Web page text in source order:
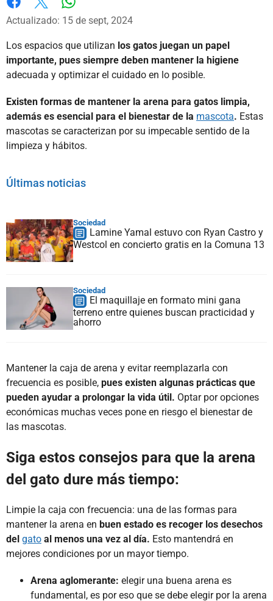
Facebook
X
Actualizado: 15 de sept, 2024
Los espacios que utilizan los gatos juegan un papel
importante, pues siempre deben mantener la higiene
adecuada y optimizar el cuidado en lo posible.
Existen formas de mantener la arena para gatos limpia,
además es esencial para el bienestar de la mascota. Estas
mascotas se caracterizan por su impecable sentido de la
limpieza y hábitos.
Últimas noticias
Sociedad
Lamine Yamal estuvo con Ryan Castro y
Westcol en concierto gratis en la Comuna 13
Sociedad
El maquillaje en formato mini gana
terreno entre quienes buscan practicidad y
ahorro
Mantener la caja de arena y evitar reemplazarla con
frecuencia es posible, pues existen algunas prácticas que
pueden ayudar a prolongar la vida útil. Optar por opciones
económicas muchas veces pone en riesgo el bienestar de
las mascotas.
Siga estos consejos para que la arena
del gato dure más tiempo:
Limpie la caja con frecuencia: una de las formas para
mantener la arena en buen estado es recoger los desechos
del gato al menos una vez al día. Esto mantendrá en
mejores condiciones por un mayor tiempo.
Arena aglomerante: elegir una buena arena es
fundamental, es por eso que se debe elegir por la arena